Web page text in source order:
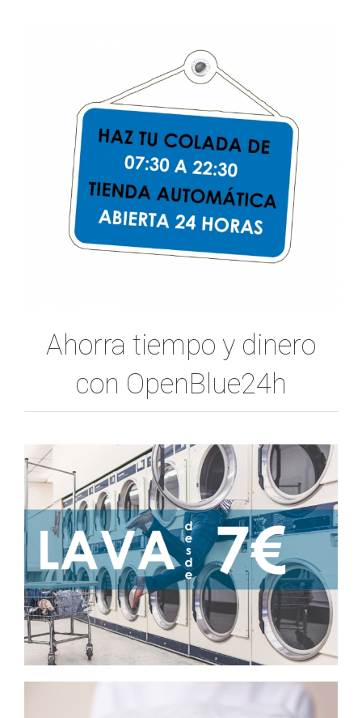
Ahorra tiempo y dinero
con OpenBlue24h